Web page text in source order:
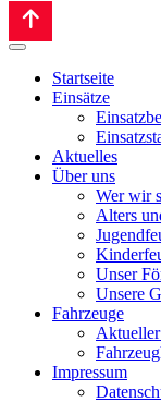
Startseite
Einsätze
Aktuelles
Über uns
Wer wir
Alters
Unser
Unsere
Fahrzeuge
Impressum